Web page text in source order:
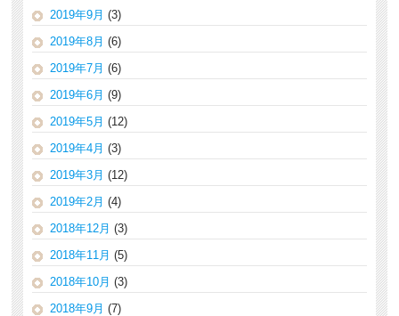
2019年9月 (3)
2019年8月 (6)
2019年7月 (6)
2019年6月 (9)
2019年5月 (12)
2019年4月 (3)
2019年3月 (12)
2019年2月 (4)
2018年12月 (3)
2018年11月 (5)
2018年10月 (3)
2018年9月 (7)